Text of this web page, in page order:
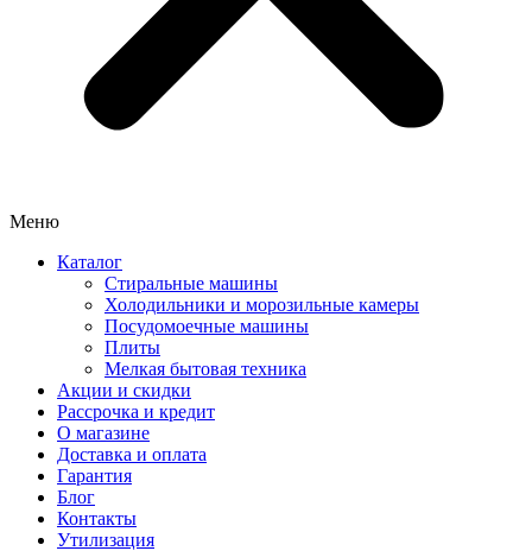
Меню
Каталог
Стиральные машины
Холодильники и морозильные камеры
Посудомоечные машины
Плиты
Мелкая бытовая техника
Акции и скидки
Рассрочка и кредит
О магазине
Доставка и оплата
Гарантия
Блог
Контакты
Утилизация